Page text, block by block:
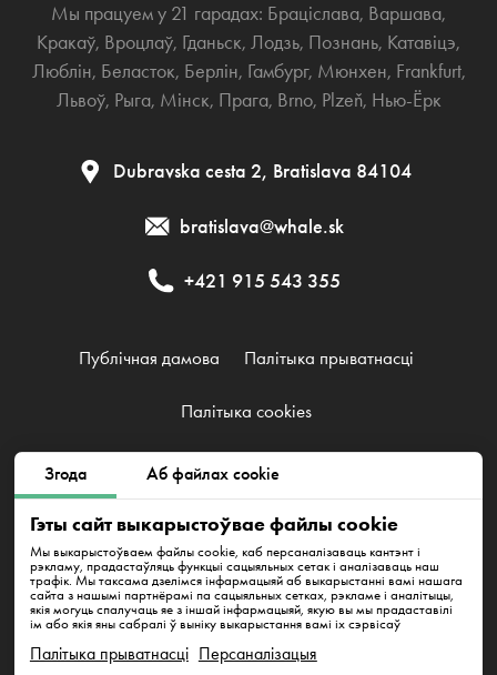
Згода Аб файлах cookie
Гэты сайт выкарыстоўвае файлы cookie
Мы выкарыстоўваем файлы cookie, каб персаналізаваць кантэнт і
рэкламу, прадастаўляць функцыі сацыяльных сетак і аналізаваць наш
трафік. Мы таксама дзелімся інфармацыяй аб выкарыстанні вамі нашага
сайта з нашымі партнёрамі па сацыяльных сетках, рэкламе і аналітыцы,
якія могуць спалучаць яе з іншай інфармацыяй, якую вы мы прадаставілі
ім або якія яны сабралі ў выніку выкарыстання вамі іх сэрвісаў
Палітыка прыватнасці Персаналізацыя
Мы працуем у 21 гарадах: Браціслава, Варшава,
Кракаў, Вроцлаў, Гданьск, Лодзь, Познань, Катавіцэ,
Люблін, Беласток, Берлін, Гамбург, Мюнхен, Frankfurt,
Львоў, Рыга, Мінск, Прага, Brno, Plzeň, Нью-Ёрк
Dubravska cesta 2, Bratislava 84104
bratislava@whale.sk
+421 915 543 355
Публічная дамова Палітыка прыватнасці
Палітыка cookies
EMFI GROUP, s. r. o., IČO 52526941, DIČ 2121092325
Karpatské námestie 7770/10A 831 06 Bratislava - mestská časť
Rača